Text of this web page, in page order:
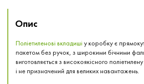
Опис
Поліетиленові вкладиші у коробку є
пакетом без ручок, з широкими бічними
виготовляється з високоякісного
і не призначений для великих навантажень.